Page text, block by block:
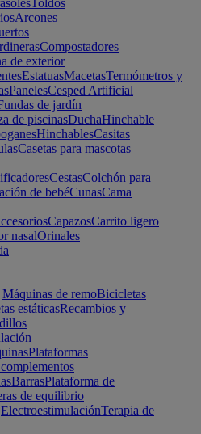
Toldos
Arcones
Compostadores
de exterior
EstatuasMacetasTermómetros y
PanelesCesped Artificial
de jardín
de piscinasDuchaHinchable
HinchablesCasitas
Casetas para mascotas
CestasColchón para
de bebéCunasCama
CapazosCarrito ligero
nasalOrinales
Máquinas de remoBicicletas
estáticasRecambios y
Plataformas
BarrasPlataforma de
de equilibrio
ElectroestimulaciónTerapia de